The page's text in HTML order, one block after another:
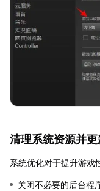
清理系统资源并
系统优化对于提升游戏
关闭不必要的后台程